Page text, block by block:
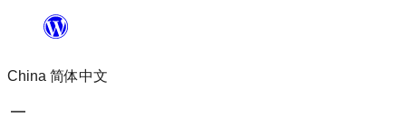
内
容
China 简体中文